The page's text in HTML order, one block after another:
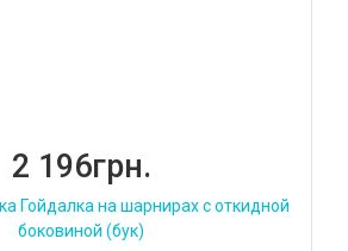
2 196грн.
Гойдалка на шарнирах с откидной
боковиной (бук)